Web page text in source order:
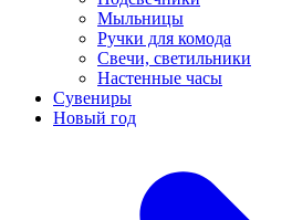
Мыльницы
Ручки для комода
Свечи, светильники
Настенные часы
Сувениры
Новый год